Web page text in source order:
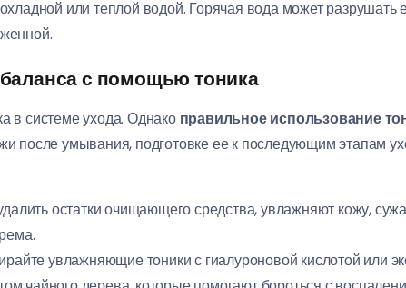
или теплой водой. Горячая вода может
с помощью тоника
в системе ухода. Однако правильное использование
после умывания, подготовке ее к последующим этапам
остатки очищающего средства, увлажняют кожу,
увлажняющие тоники с гиалуроновой кислотой или